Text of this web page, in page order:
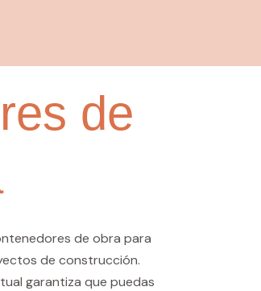
de
de obra para
de construcción.
garantiza que puedas